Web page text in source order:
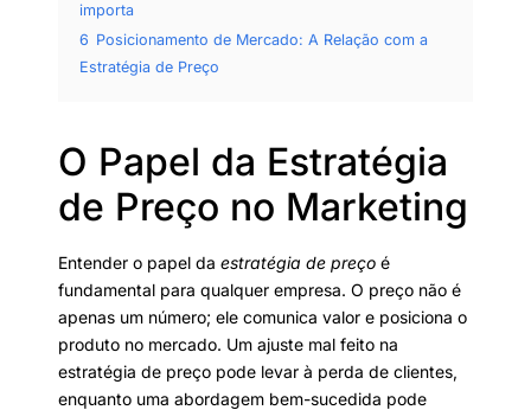
importa
6 Posicionamento de Mercado: A Relação com a
Estratégia de Preço
O Papel da Estratégia
de Preço no Marketing
Entender o papel da estratégia de preço é
fundamental para qualquer empresa. O preço não é
apenas um número; ele comunica valor e posiciona o
produto no mercado. Um ajuste mal feito na
estratégia de preço pode levar à perda de clientes,
enquanto uma abordagem bem-sucedida pode